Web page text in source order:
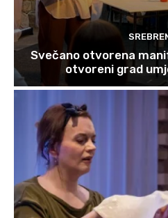
Svečano otvorena
otvoreni grad